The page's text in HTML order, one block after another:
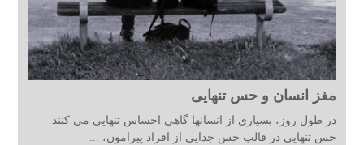
مغز انسان و حس تنهایی
در طول روز، بسیاری از انسانها گاهی احساس تنهایی می کنند.
حس تنهایی در قالب حس جدایی از افراد پیرامون، ...